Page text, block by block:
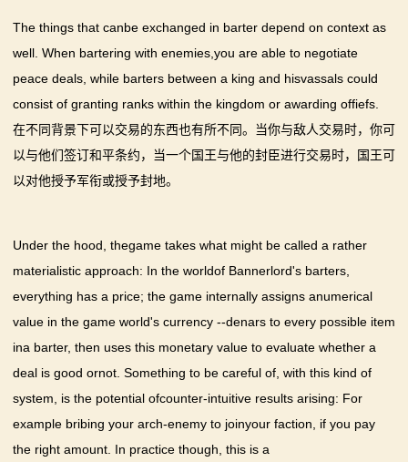
The things that canbe exchanged in barter depend on context as
well. When bartering with enemies,you are able to negotiate
peace deals, while barters between a king and hisvassals could
consist of granting ranks within the kingdom or awarding offiefs.
在不同背景下可以交易的东西也有所不同。当你与敌人交易时，你可
以与他们签订和平条约，当一个国王与他的封臣进行交易时，国王可
以对他授予军衔或授予封地。
Under the hood, thegame takes what might be called a rather
materialistic approach: In the worldof Bannerlord's barters,
everything has a price; the game internally assigns anumerical
value in the game world's currency --denars to every possible item
ina barter, then uses this monetary value to evaluate whether a
deal is good ornot. Something to be careful of, with this kind of
system, is the potential ofcounter-intuitive results arising: For
example bribing your arch-enemy to joinyour faction, if you pay
the right amount. In practice though, this is a